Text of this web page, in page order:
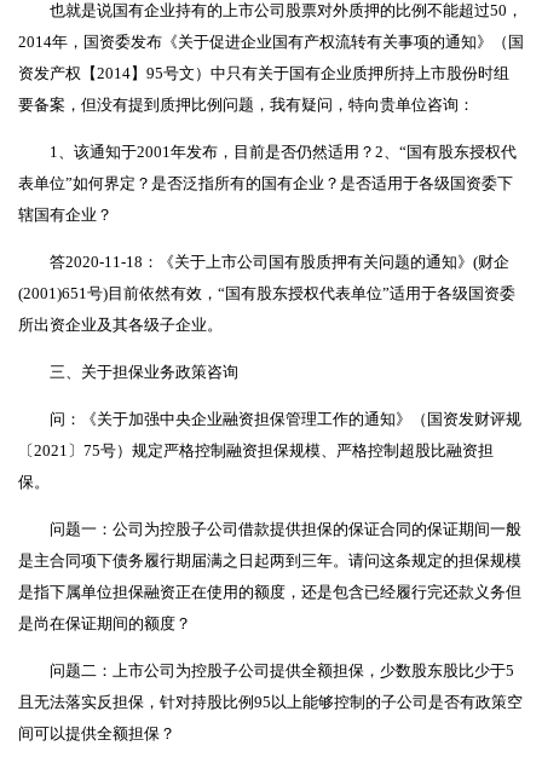
也就是说国有企业持有的上市公司股票对外质押的比例不能超过50，
2014年，国资委发布《关于促进企业国有产权流转有关事项的通知》（国
资发产权【2014】95号文）中只有关于国有企业质押所持上市股份时组
要备案，但没有提到质押比例问题，我有疑问，特向贵单位咨询：
1、该通知于2001年发布，目前是否仍然适用？2、“国有股东授权代
表单位”如何界定？是否泛指所有的国有企业？是否适用于各级国资委下
辖国有企业？
答2020-11-18：《关于上市公司国有股质押有关问题的通知》(财企
(2001)651号)目前依然有效，“国有股东授权代表单位”适用于各级国资委
所出资企业及其各级子企业。
三、关于担保业务政策咨询
问：《关于加强中央企业融资担保管理工作的通知》（国资发财评规
〔2021〕75号）规定严格控制融资担保规模、严格控制超股比融资担
保。
问题一：公司为控股子公司借款提供担保的保证合同的保证期间一般
是主合同项下债务履行期届满之日起两到三年。请问这条规定的担保规模
是指下属单位担保融资正在使用的额度，还是包含已经履行完还款义务但
是尚在保证期间的额度？
问题二：上市公司为控股子公司提供全额担保，少数股东股比少于5
且无法落实反担保，针对持股比例95以上能够控制的子公司是否有政策空
间可以提供全额担保？